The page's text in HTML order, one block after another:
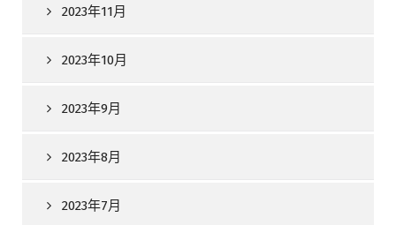
2023年11月
2023年10月
2023年9月
2023年8月
2023年7月